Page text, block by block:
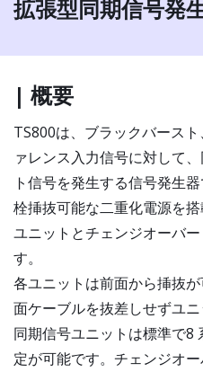
拡張型同期信号発
| 概要
TS800は、ブラックバース
ァレンス入力信号に対して
ト信号を発生する信号発生
栓挿抜可能な二重化電源を
ユニットとチェンジオーバ
す。
各ユニットは前面から挿抜
面ケーブルを抜差しせずユニ
同期信号ユニットは標準で8
定が可能です。チェンジオ